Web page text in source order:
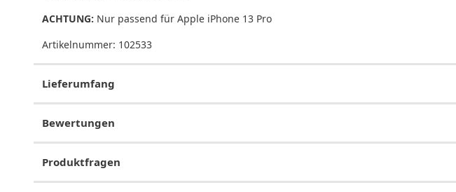
ACHTUNG: Nur passend für Apple iPhone 13 Pro
Artikelnummer: 102533
Lieferumfang
Bewertungen
Produktfragen